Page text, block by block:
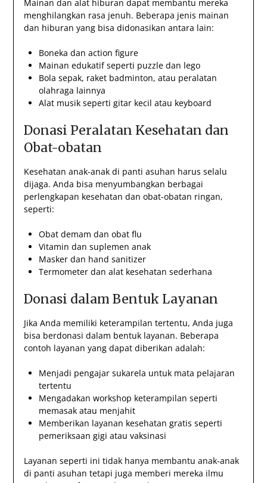
Mainan dan alat hiburan dapat membantu mereka
menghilangkan rasa jenuh. Beberapa jenis mainan
dan hiburan yang bisa didonasikan antara lain:
Boneka dan action figure
Mainan edukatif seperti puzzle dan lego
Bola sepak, raket badminton, atau peralatan
olahraga lainnya
Alat musik seperti gitar kecil atau keyboard
Donasi Peralatan Kesehatan dan
Obat-obatan
Kesehatan anak-anak di panti asuhan harus selalu
dijaga. Anda bisa menyumbangkan berbagai
perlengkapan kesehatan dan obat-obatan ringan,
seperti:
Obat demam dan obat flu
Vitamin dan suplemen anak
Masker dan hand sanitizer
Termometer dan alat kesehatan sederhana
Donasi dalam Bentuk Layanan
Jika Anda memiliki keterampilan tertentu, Anda juga
bisa berdonasi dalam bentuk layanan. Beberapa
contoh layanan yang dapat diberikan adalah:
Menjadi pengajar sukarela untuk mata pelajaran
tertentu
Mengadakan workshop keterampilan seperti
memasak atau menjahit
Memberikan layanan kesehatan gratis seperti
pemeriksaan gigi atau vaksinasi
Layanan seperti ini tidak hanya membantu anak-anak
di panti asuhan tetapi juga memberi mereka ilmu